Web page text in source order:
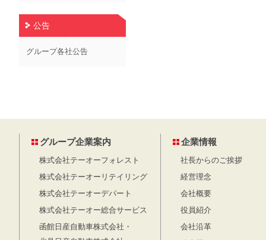
公告
グループ各社公告
グループ企業案内
株式会社テーオーフォレスト
株式会社テーオーリテイリング
株式会社テーオーデパート
株式会社テーオー総合サービス
函館日産自動車株式会社・
企業情報
社長からのご挨拶
経営理念
会社概要
役員紹介
会社沿革